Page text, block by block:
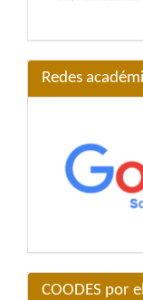
Redes
COODES por